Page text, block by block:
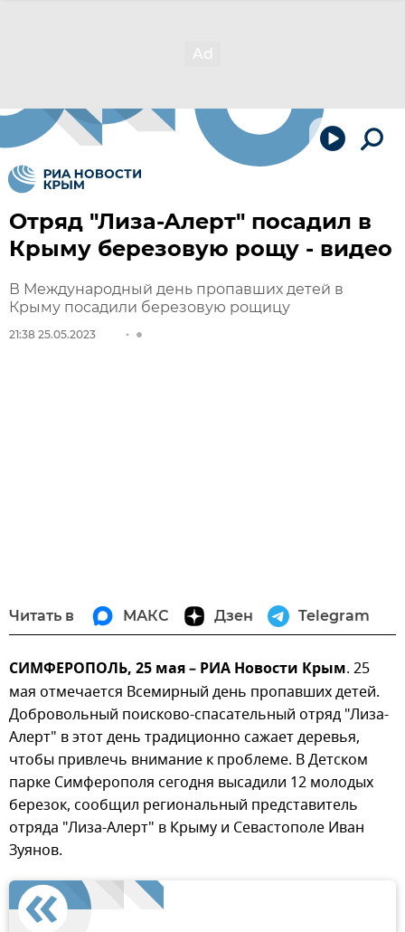
Отряд "Лиза-Алерт" посадил в
Крыму березовую рощу - видео
В Международный день пропавших детей в
Крыму посадили березовую рощицу
21:38 25.05.2023
Читать в МАКС Дзен Telegram
СИМФЕРОПОЛЬ, 25 мая – РИА Новости Крым. 25
мая отмечается Всемирный день пропавших детей.
Добровольный поисково-спасательный отряд "Лиза-
Алерт" в этот день традиционно сажает деревья,
чтобы привлечь внимание к проблеме. В Детском
парке Симферополя сегодня высадили 12 молодых
березок, сообщил региональный представитель
отряда "Лиза-Алерт" в Крыму и Севастополе Иван
Зуянов.